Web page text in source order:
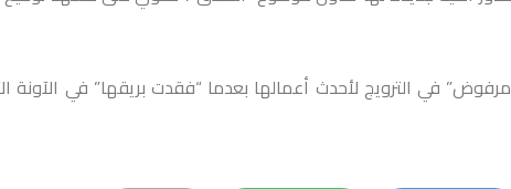
في الترويج لأحدث أعمالها بعدما “فقدت بريقها” في الآونة